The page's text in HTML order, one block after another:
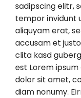
sadipscing elitr,
tempor invidunt
aliquyam erat,
accusam et
clita kasd
est Lorem
dolor sit amet,
diam nonumy.